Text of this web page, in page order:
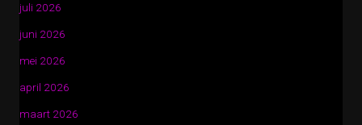
juli 2026
juni 2026
mei 2026
april 2026
maart 2026